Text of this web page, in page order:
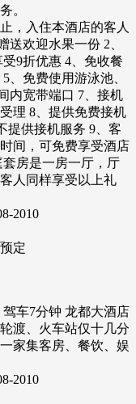
。
，入住本酒店的客人
送欢迎水果一份 2、
9折优惠 4、免收餐
、免费使用游泳池、
内宽带端口 7、接机
理 8、提供免费接机
提供接机服务 9、客
间，可免费享受酒店
房是一房一厅，厅
人同样享受以上礼
2010
定
车7分钟 龙都大酒店
渡、火车站仅十几分
家集客房、餐饮、娱
2010